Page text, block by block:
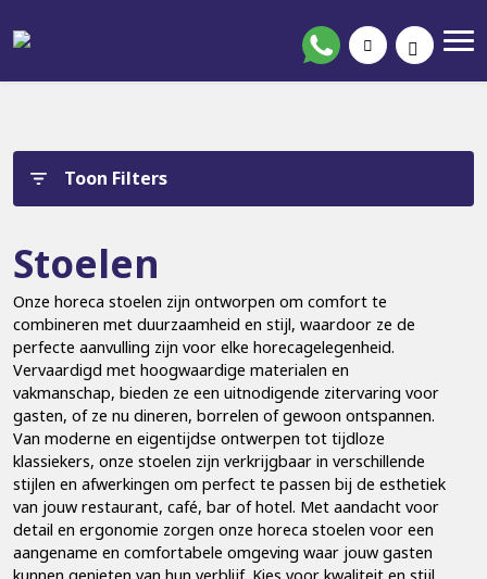
Toon Filters
Stoelen
Onze horeca stoelen zijn ontworpen om comfort te
combineren met duurzaamheid en stijl, waardoor ze de
perfecte aanvulling zijn voor elke horecagelegenheid.
Vervaardigd met hoogwaardige materialen en
vakmanschap, bieden ze een uitnodigende zitervaring voor
gasten, of ze nu dineren, borrelen of gewoon ontspannen.
Van moderne en eigentijdse ontwerpen tot tijdloze
klassiekers, onze stoelen zijn verkrijgbaar in verschillende
stijlen en afwerkingen om perfect te passen bij de esthetiek
van jouw restaurant, café, bar of hotel. Met aandacht voor
detail en ergonomie zorgen onze horeca stoelen voor een
aangename en comfortabele omgeving waar jouw gasten